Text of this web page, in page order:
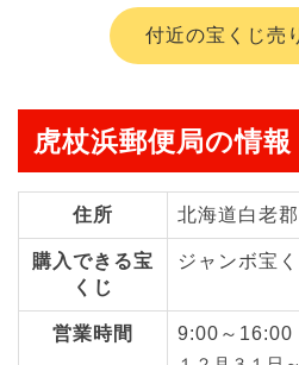
付近の宝くじ売
虎杖浜郵便局の情報
住所 北海道白老
購入できる宝
くじ
ジャンボ宝
営業時間 9:00～16:00